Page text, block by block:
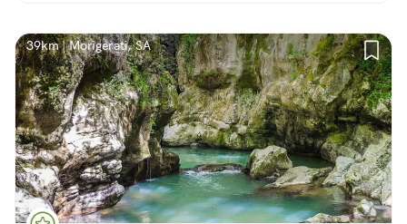
39km | Morigerati, SA